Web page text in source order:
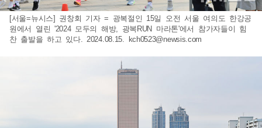
[서울=뉴시스] 권창회 기자 = 광복절인 15일 오전 서울 여의도 한강공
원에서 열린 '2024 모두의 해방, 광복RUN 마라톤'에서 참가자들이 힘
찬 출발을 하고 있다. 2024.08.15.
kch0523@newsis.com